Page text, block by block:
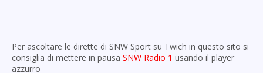
Per ascoltare le dirette di SNW Sport su Twich in questo sito si
consiglia di mettere in pausa SNW Radio 1 usando il player
azzurro